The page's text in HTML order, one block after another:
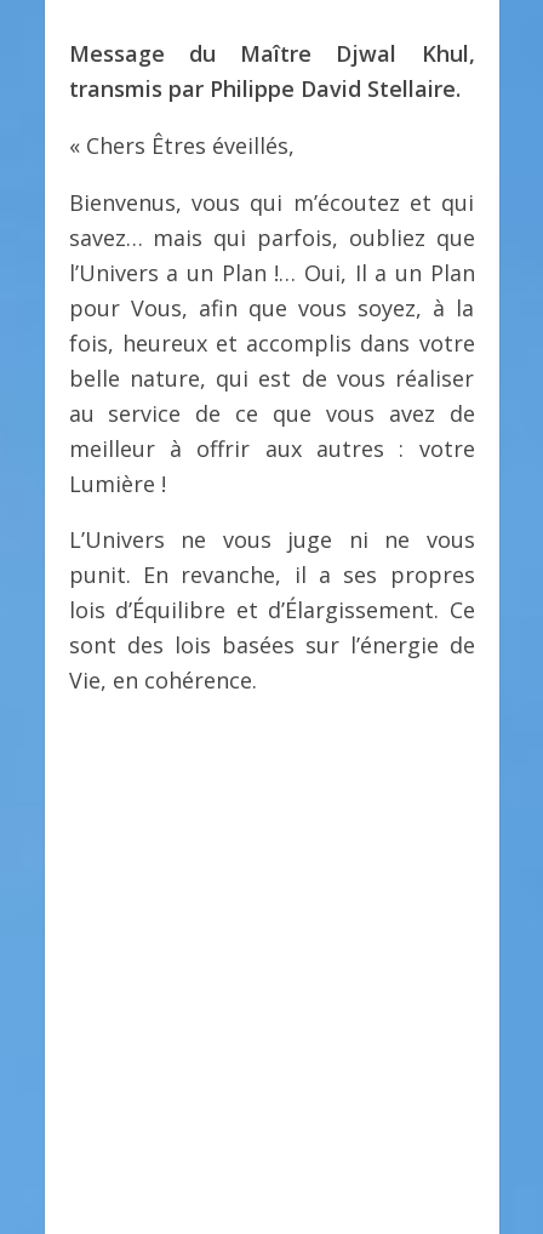
Message du Maître Djwal Khul,
transmis par Philippe David Stellaire.
« Chers Êtres éveillés,
Bienvenus, vous qui m’écoutez et qui
savez… mais qui parfois, oubliez que
l’Univers a un Plan !… Oui, Il a un Plan
pour Vous, afin que vous soyez, à la
fois, heureux et accomplis dans votre
belle nature, qui est de vous réaliser
au service de ce que vous avez de
meilleur à offrir aux autres : votre
Lumière !
L’Univers ne vous juge ni ne vous
punit. En revanche, il a ses propres
lois d’Équilibre et d’Élargissement. Ce
sont des lois basées sur l’énergie de
Vie, en cohérence.